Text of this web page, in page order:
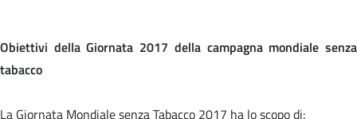
Obiettivi della Giornata 2017 della campagna mondiale senza
tabacco
La Giornata Mondiale senza Tabacco 2017 ha lo scopo di: